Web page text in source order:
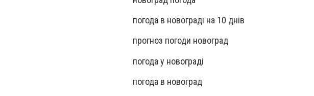
погода в новограді на 10 днів
прогноз погоди новоград
погода у новограді
погода в новоград